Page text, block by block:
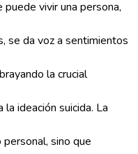
vivir una persona,
se da voz a sentimientos
la crucial
ideación suicida. La
sino que